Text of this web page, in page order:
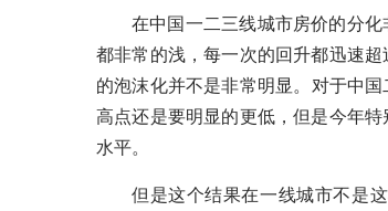
在中国一二三线城市房价的分
都非常的浅，每一次的回升都迅速
的泡沫化并不是非常明显。对于中
高点还是要明显的更低，但是今年
水平。
但是这个结果在一线城市不是